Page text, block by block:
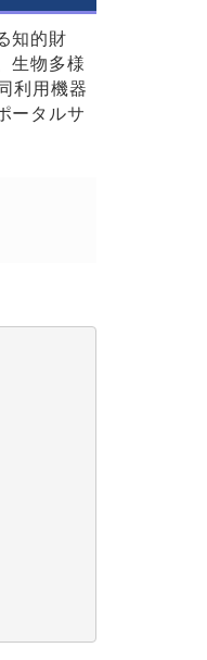
知的財
生物多様
利用機器
ータルサ